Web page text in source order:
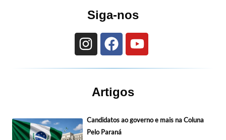
Siga-nos
Artigos
Candidatos ao governo e mais na Coluna
Pelo Paraná